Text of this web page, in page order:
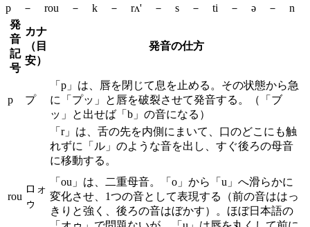
p － rou － k － rʌ' － s － ti － ə － n
発
音
記
号
カナ
（目
安）
発音の仕方
p プ
「p」は、唇を閉じて息を止める。その状態から急
に「プッ」と唇を破裂させて発音する。（「ブ
ッ」と出せば「b」の音になる）
rou
ロォ
ゥ
「r」は、舌の先を内側にまいて、口のどこにも触
れずに「ル」のような音を出し、すぐ後ろの母音
に移動する。
「ou」は、二重母音。「o」から「u」へ滑らかに
変化させ、1つの音として表現する（前の音ははっ
きりと強く、後ろの音はぼかす）。ほぼ日本語の